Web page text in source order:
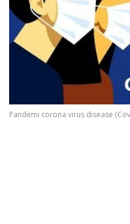
Pandemi corona virus disease